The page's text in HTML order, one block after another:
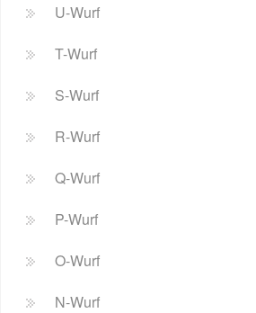
U-Wurf
T-Wurf
S-Wurf
R-Wurf
Q-Wurf
P-Wurf
O-Wurf
N-Wurf